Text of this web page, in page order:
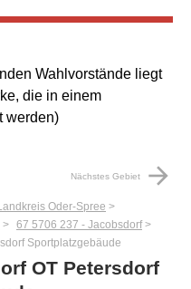
Wahlvorstände liegt
die in einem
werden)
Nächstes Gebiet arrow_forward
Oder-Spree
67 5706 237 - Jacobsdorf
Sportplatzgebäude
OT Petersdorf